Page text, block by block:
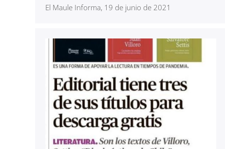
El Maule Informa, 19 de junio de 2021